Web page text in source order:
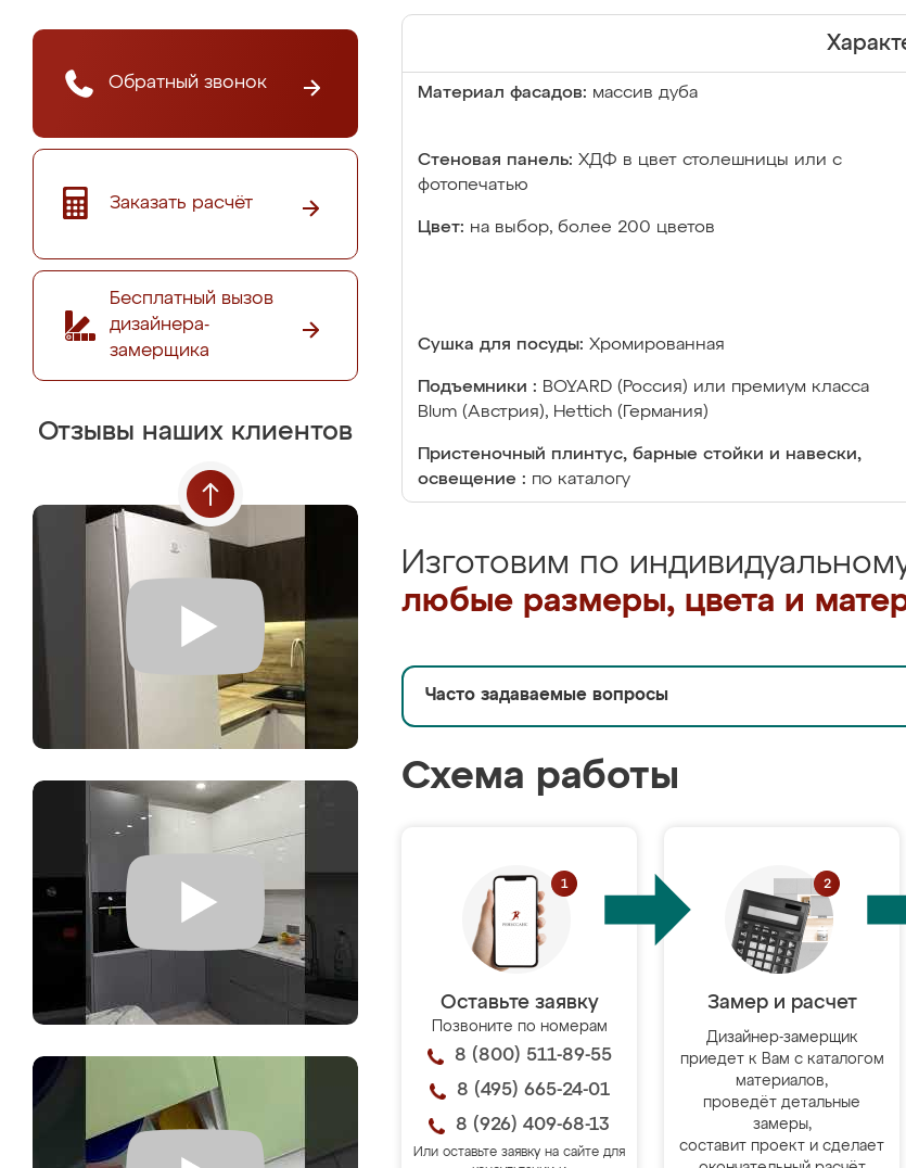
Обратный звонок
Заказать расчёт
Бесплатный вызов
дизайнера-
замерщика
Отзывы наших клиентов
Материал фасадов: массив дуба
Стеновая панель: ХДФ в цвет столешницы или с
фотопечатью
Цвет: на выбор, более 200 цветов
Сушка для посуды: Хромированная
Подъемники : BOYARD (Россия) или премиум класса
Blum (Австрия), Hettich (Германия)
Пристеночный плинтус, барные стойки и навески,
освещение : по каталогу
Изготовим по
любые размеры, цвета и
Часто задаваемые вопросы
Схема работы
Оставьте заявку
Позвоните по номерам
8 (800) 511-89-55
8 (495) 665-24-01
8 (926) 409-68-13
Или оставьте заявку на сайте для
Замер и расчет
Дизайнер-замерщик
приедет к Вам с каталогом
материалов,
проведёт детальные
замеры,
составит проект и сделает